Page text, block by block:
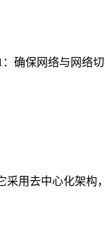
确保网络与网络
用去中心化架